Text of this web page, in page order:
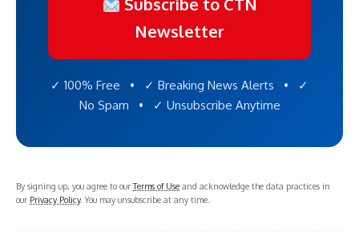
Newsletter
✓ 100% Free • ✓ Breaking News Alerts • ✓
No Spam • ✓ Unsubscribe Anytime
By signing up, you agree to ourTerms of Use and acknowledge the data practices in
our Privacy Policy. You may unsubscribe at any time.